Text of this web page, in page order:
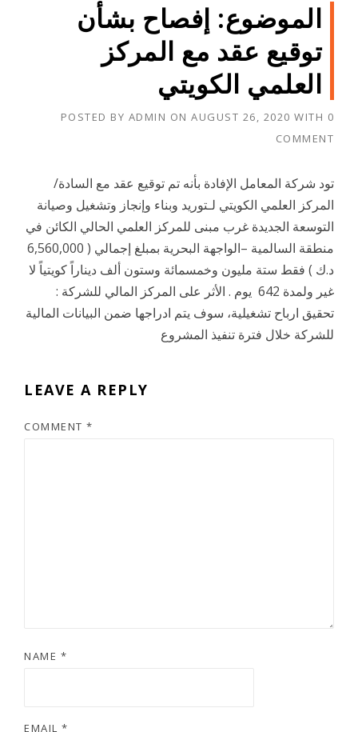
الموضوع: إفصاح بشأن
توقيع عقد مع المركز
العلمي الكويتي
POSTED BY ADMIN ON AUGUST 26, 2020 WITH 0
COMMENT
تود شركة المعامل الإفادة بأنه تم توقيع عقد مع السادة/
المركز العلمي الكويتي لـتوريد وبناء وإنجاز وتشغيل وصيانة
التوسعة الجديدة غرب مبنى للمركز العلمي الحالي الكائن في
منطقة السالمية –الواجهة البحرية بمبلغ إجمالي ( 6,560,000
د.ك ) فقط ستة مليون وخمسمائة وستون ألف ديناراً كويتياً لا
غير ولمدة 642 يوم . الأثر على المركز المالي للشركة :
تحقيق ارباح تشغيلية، سوف يتم ادراجها ضمن البيانات المالية
للشركة خلال فترة تنفيذ المشروع
LEAVE A REPLY
COMMENT *
NAME *
EMAIL *